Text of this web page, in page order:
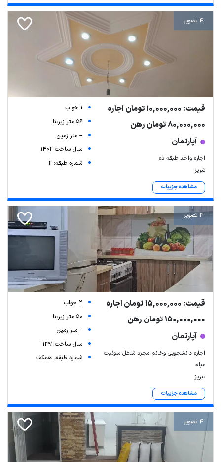
4 تصویر
قیمت: 10,000,000 تومان اجاره
80,000,000 تومان رهن
آپارتمان
اجاره واحد طبقه ده
تبریز
مشاهده جزییات
1 خواب
56 متر زیربنا
-- متر زمین
سال ساخت 1402
شماره طبقه: 2
3 تصویر
قیمت: 15,000,000 تومان اجاره
150,000,000 تومان رهن
آپارتمان
اجاره دانشجویی وخانم مجرد شاغل سوئیت
مبله
تبریز
مشاهده جزییات
2 خواب
50 متر زیربنا
-- متر زمین
سال ساخت 1391
شماره طبقه: همکف
4 تصویر